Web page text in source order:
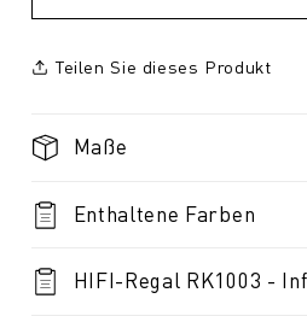
Teilen Sie dieses Produkt
Maße
Enthaltene Farben
HIFI-Regal RK1003 -